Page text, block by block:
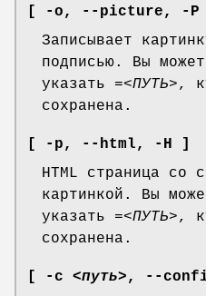
[ -o, --picture ,
-P
Записывает
подписью. Вы
указать =<ПУТЬ>,
сохранена.
[ -p, --html ,
-H ]
HTML страница со
картинкой. Вы
указать =<ПУТЬ>,
сохранена.
[ -c <путь> , --